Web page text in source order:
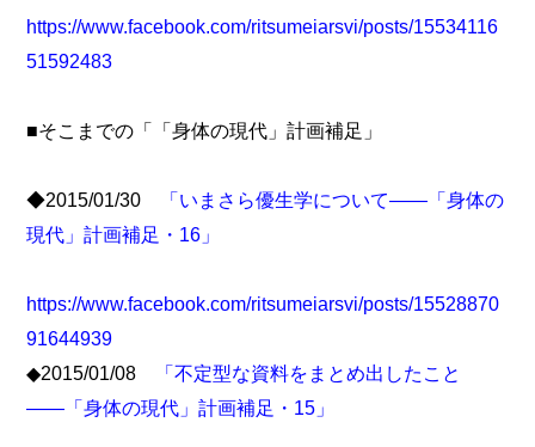
https://www.facebook.com/ritsumeiarsvi/posts/15534116
51592483
■そこまでの「「身体の現代」計画補足」
◆2015/01/30
「いまさら優生学について――「身体の
現代」計画補足・16」
https://www.facebook.com/ritsumeiarsvi/posts/15528870
91644939
◆2015/01/08
「不定型な資料をまとめ出したこと
――「身体の現代」計画補足・15」